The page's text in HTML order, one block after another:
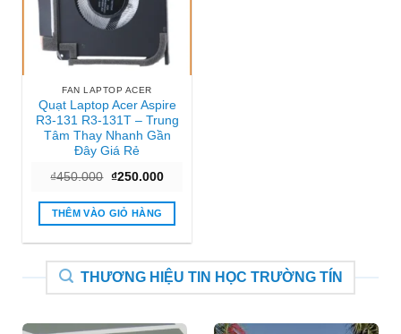
FAN LAPTOP ACER
Quạt Laptop Acer Aspire
R3-131 R3-131T – Trung
Tâm Thay Nhanh Gần
Đây Giá Rẻ
₫450.000 Giá
là:
₫450.000.
₫250.000Giá
tại
₫250.000.
THÊM VÀO GIỎ HÀNG
THƯƠNG HIỆU TIN HỌC TRƯỜNG TÍN